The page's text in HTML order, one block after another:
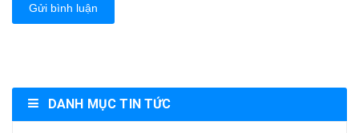
Gửi bình luận
DANH MỤC TIN TỨC